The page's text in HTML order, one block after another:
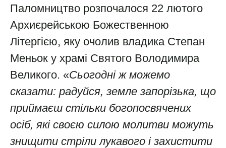
Паломництво розпочалося 22 лютого
Архиєрейською Божественною
Літергією, яку очолив владика Степан
Меньок у храмі Святого Володимира
Великого. «Сьогодні ж можемо
сказати: радуйся, земле запорізька, що
приймаєш стільки богопосвячених
осіб, які своєю силою молитви можуть
знищити стріли лукавого і захистити